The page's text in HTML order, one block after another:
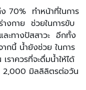
70% ทำหน้าที่ในการ
างกาย ช่วยในการขับ
ะทางปัสสาวะ อีกทั้ง
กนี้ น้ำยังช่วย ในการ
าควรที่จะดื่มน้ำให้ได้
2,000 มิลลิลิตรต่อวัน